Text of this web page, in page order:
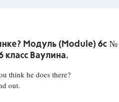
Модуль (Module) 6c №
класс Ваулина.
think he does there?
out.